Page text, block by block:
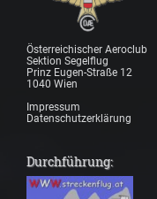
Österreichischer Aeroclub
Sektion Segelflug
Prinz Eugen-Straße 12
1040 Wien
Impressum
Datenschutzerklärung
Durchführung: